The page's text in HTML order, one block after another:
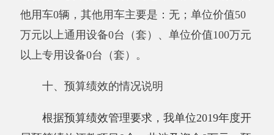
年的“财政拨款收入”、“财政拨款结转和结余资
收入”不足以安排当年支出的情况下，使用以前
年度积累的事业基金（即事业单位当年收支相抵
年初结转和结余：指以前年度支出预算因客